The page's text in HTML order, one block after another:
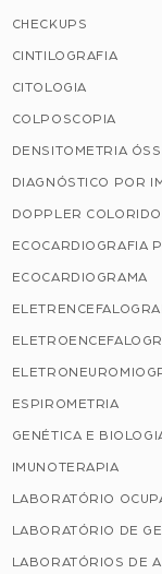
CHECKUPS
CINTILOGRAFIA
CITOLOGIA
COLPOSCOPIA
DENSITOMETRIA
DIAGNÓSTICO POR
DOPPLER COLORIDO
ECOCARDIOGRAFIA
ECOCARDIOGRAMA
ESPIROMETRIA
GENÉTICA E
IMUNOTERAPIA
LABORATÓRIO
LABORATÓRIO DE
LABORATÓRIOS DE